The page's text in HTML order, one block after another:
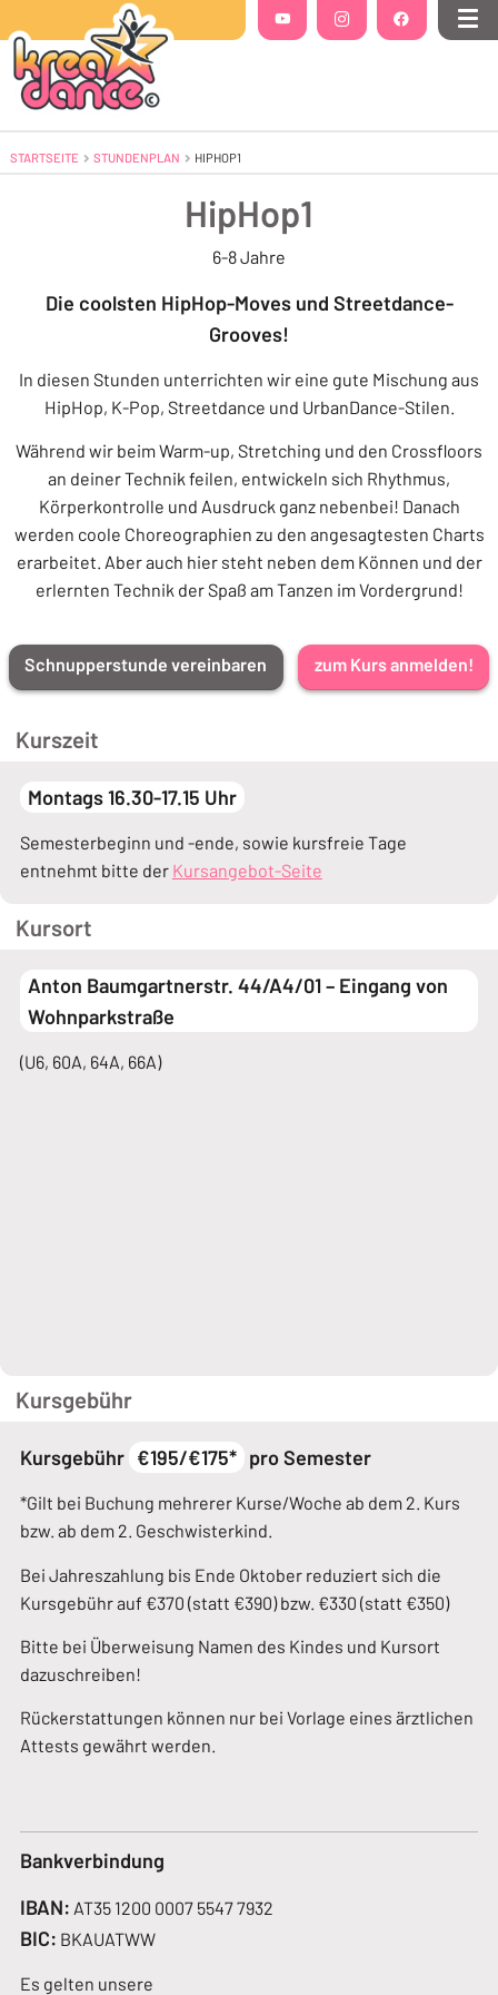
YouTube(Öffnet in einem neuen Tab oder
Instagram(Öffnet in einem neuen
Facebook(Öffnet in
STARTSEITE STUNDENPLAN AKTUELL: HIPHOP1
HIPHOP1
HipHop1
6-8 Jahre
Die coolsten HipHop-Moves und Streetdance-
Grooves!
In diesen Stunden unterrichten wir eine gute Mischung aus
HipHop, K-Pop, Streetdance und UrbanDance-Stilen.
Während wir beim Warm-up, Stretching und den Crossfloors
an deiner Technik feilen, entwickeln sich Rhythmus,
Körperkontrolle und Ausdruck ganz nebenbei! Danach
werden coole Choreographien zu den angesagtesten Charts
erarbeitet. Aber auch hier steht neben dem Können und der
erlernten Technik der Spaß am Tanzen im Vordergrund!
Schnupperstunde vereinbaren zum Kurs anmelden!
Kurszeit
Montags 16.30-17.15 Uhr
Semesterbeginn und -ende, sowie kursfreie Tage
entnehmt bitte der Kursangebot-Seite
Kursort
Anton Baumgartnerstr. 44/A4/01 – Eingang von
Wohnparkstraße
(U6, 60A, 64A, 66A)
Kursgebühr
Kursgebühr €195/€175* pro Semester
*Gilt bei Buchung mehrerer Kurse/Woche ab dem 2. Kurs
bzw. ab dem 2. Geschwisterkind.
Bei Jahreszahlung bis Ende Oktober reduziert sich die
Kursgebühr auf €370 (statt €390) bzw. €330 (statt €350)
Bitte bei Überweisung Namen des Kindes und Kursort
dazuschreiben!
Rückerstattungen können nur bei Vorlage eines ärztlichen
Attests gewährt werden.
Bankverbindung
IBAN: AT35 1200 0007 5547 7932
BIC: BKAUATWW
Es gelten unsere